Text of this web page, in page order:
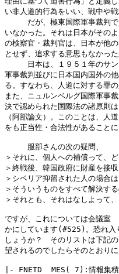
い非人道的行為をいい、戦中や
だが、極東国際軍事裁判では
いなかった。それは日本がその
の検察官・裁判官は、日本が他
とせず、追求する意思もなかった
日本は、１９５１年のサンフ
軍事裁判並びに日本国内国外の
る。すなわち、人道に対する罪
また、ニュルンベルグ国際軍事
決で認められた国際法の諸原則
（阿部論文）。このことは、人
をも正当性・合法性があることに
服部さんの次の疑問、
＞それに、個人への補償って、
＞終戦後、韓国政府に財産を接
＞シベリア抑留された人の場合は
＞そういうものをすべて解決す
＞それとも、それはなしよって
ですが、これについては会議室
かにしています(#525)。恐れ入
しょうか？　そのリストは下記
望されるのでしたらそのとおりに
|- FNETD  MES( 7):情報集